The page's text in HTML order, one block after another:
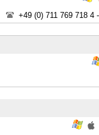
+49 (0) 711 769 718 4